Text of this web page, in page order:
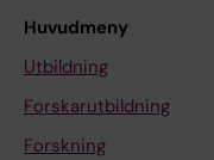
Huvudmeny
Utbildning
Forskarutbildning
Forskning